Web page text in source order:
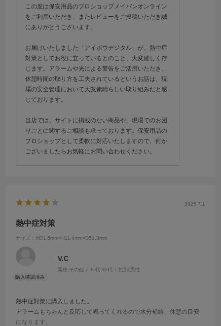
この度は保安用品のプロショップメイバンオンライン
をご利用いただき、またレビューをご投稿いただき誠
にありがとうございます。
お届けいたしました「アイボウデジタル」が、熱中症
対策としてお役に立っているとのこと、大変嬉しく存
じます。アラームや光による警告をご活用いただき、
休憩時間の取り方を工夫されているというお話は、現
場の安全管理において大変素晴らしい取り組みだと感
じております。
当店では、サイトに掲載のない商品や、現場でのお困
りごとに関するご相談も承っております。保安用品の
プロショップとして柔軟に対応いたしますので、何か
ございましたらお気軽にお問い合わせください。
2025.7.1
熱中症対策
サイズ：W31.5mm×H11.4mm×D51.3mm
V.C
業種: その他 年代:30代 性別:男性
熱中症対策に購入しました。
アラームもちゃんと反応して鳴ってくれるので水分補給、休憩の目安
になります。